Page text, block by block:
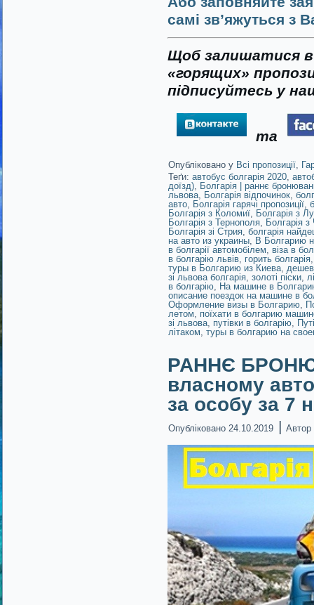
самі зв’яжуться з
Щоб залишатися в
«горящих»
підписуйтесь у
та
Опубліковано у Всі пропозиції
Теґи: автобус болгарія 2020
доїзд) Болгарія | раннє
львова Болгарія відпочинок
авто Болгарія гарячі пропозиції
Болгарія з Коломиї Болгарія з
Болгарія з Тернополя Болгарія з
Болгарія зі Стрия болгарія
на авто из украины В Болгарию
в болгарії автомобілем
віза в
в болгарію львів горить болгарія
туры в Болгарию из Киева
зі львова болгарія золоті піски
в болгарію На машине в
описание поездок на машине в
Оформление визы в Болгарию
летом
поїхати в болгарию
зі львова путівки в болгарію
літаком туры в болгарию на
РАННЄ
власному
за особу за 7
Опубліковано 24.10.2019 | Автор